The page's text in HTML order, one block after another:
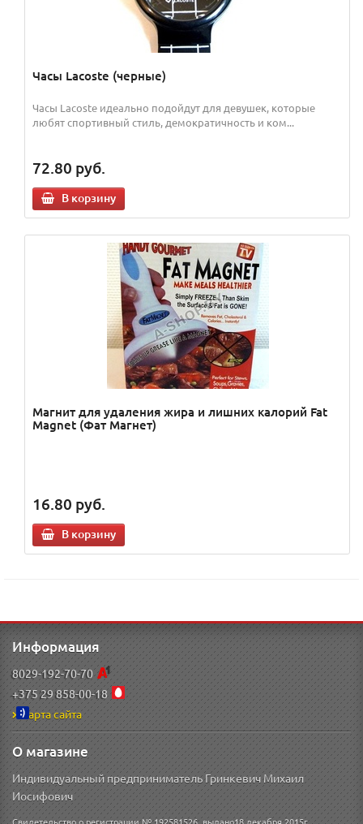
Часы Lacoste (черные)
Часы Lacoste идеально подойдут для девушек, которые
любят спортивный стиль, демократичность и ком...
72.80 руб.
В корзину
Магнит для удаления жира и лишних калорий Fat
Magnet (Фат Магнет)
16.80 руб.
В корзину
Информация
8029-192-70-70
+375 29 858-00-18
Карта сайта
О магазине
Индивидуальный предприниматель Гринкевич Михаил
Иосифович
Свидетельство о регистрации № 192581526, выдано18 декабря 2015г.